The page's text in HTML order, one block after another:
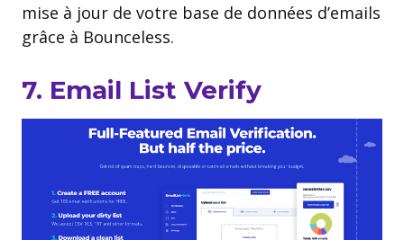
mise à jour de votre base de données d’emails
grâce à Bounceless.
7. Email List Verify